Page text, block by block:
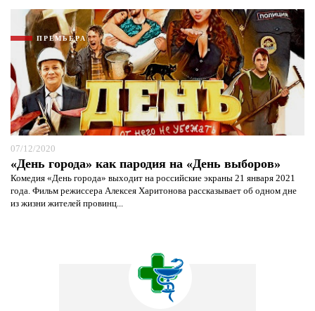
ПРЕМЬЕРА
07/12/2020
«День города» как пародия на «День выборов»
Комедия «День города» выходит на российские экраны 21 января 2021
года. Фильм режиссера Алексея Харитонова рассказывает об одном дне
из жизни жителей провинц...